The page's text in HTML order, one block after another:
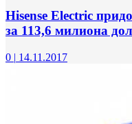
Hisense Electric
за 113,6 милиона
0 | 14.11.2017